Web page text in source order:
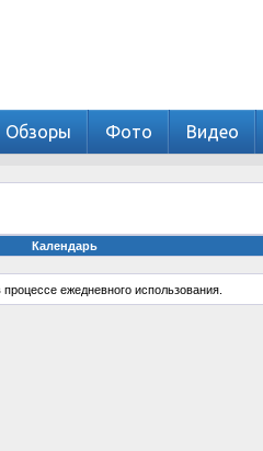
Обзоры Фото Видео
Календарь
ежедневного использования.